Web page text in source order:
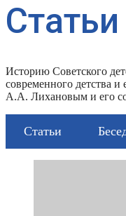
Статьи
Историю Советского
современного детства
А.А. Лихановым и его
Статьи